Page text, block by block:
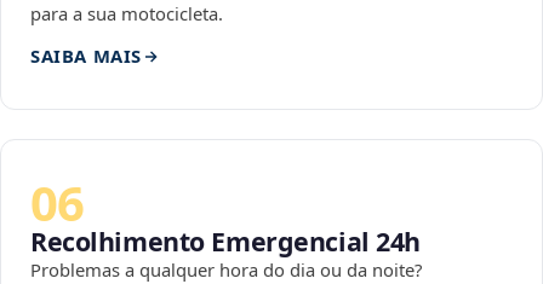
para a sua motocicleta.
SAIBA MAIS
06
Recolhimento Emergencial 24h
Problemas a qualquer hora do dia ou da noite?